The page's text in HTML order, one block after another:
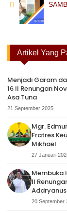
Artikel Yang
Menjadi Garam
16 II Renungan
Asa Tuna
21 September 2025
Mgr.
Fratres
Mikhael
27 Januari
Membuka
II
20 September